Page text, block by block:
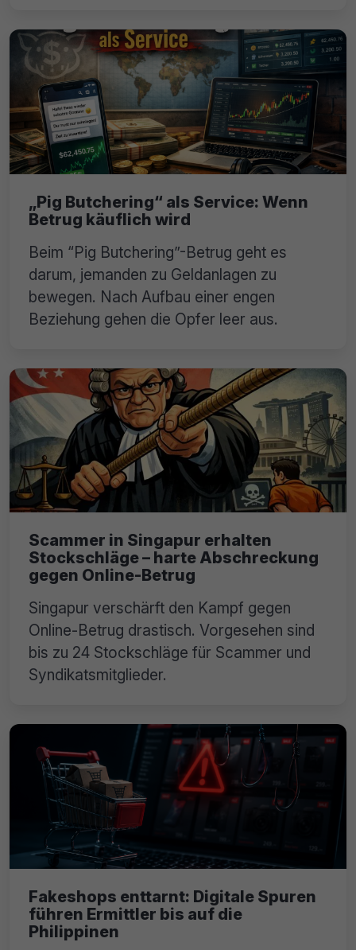
„Pig Butchering“ als Service: Wenn
Betrug käuflich wird
Beim “Pig Butchering”-Betrug geht es
darum, jemanden zu Geldanlagen zu
bewegen. Nach Aufbau einer engen
Beziehung gehen die Opfer leer aus.
Scammer in Singapur erhalten
Stockschläge – harte Abschreckung
gegen Online-Betrug
Singapur verschärft den Kampf gegen
Online-Betrug drastisch. Vorgesehen sind
bis zu 24 Stockschläge für Scammer und
Syndikatsmitglieder.
Fakeshops enttarnt: Digitale Spuren
führen Ermittler bis auf die
Philippinen